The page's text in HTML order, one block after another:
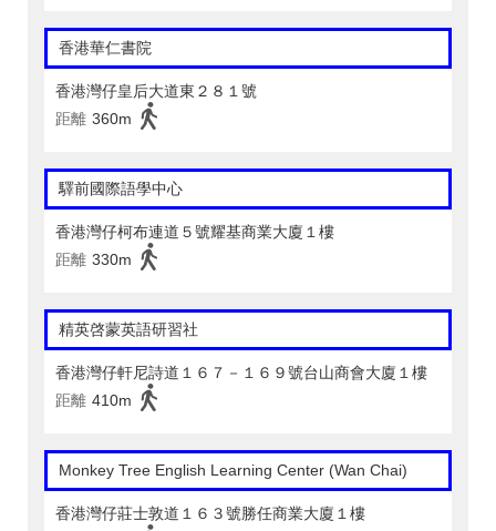
香港華仁書院
香港灣仔皇后大道東２８１號
距離 360m
驛前國際語學中心
香港灣仔柯布連道５號耀基商業大廈１樓
距離 330m
精英啓蒙英語研習社
香港灣仔軒尼詩道１６７－１６９號台山商會大廈１樓
距離 410m
Monkey Tree English Learning Center (Wan Chai)
香港灣仔莊士敦道１６３號勝任商業大廈１樓